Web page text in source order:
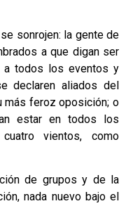
sonrojen: la gente de
a que digan ser
a todos los eventos y
declaren aliados del
más feroz oposición; o
estar en todos los
vientos, como
de grupos y de la
nada nuevo bajo el